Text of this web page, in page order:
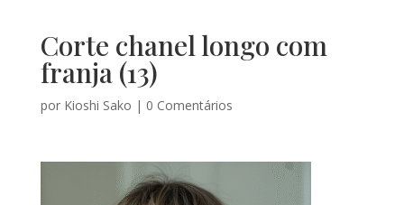
Corte chanel longo com
franja (13)
por Kioshi Sako | 0 Comentários